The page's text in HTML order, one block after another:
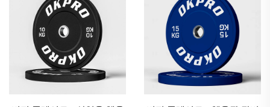
OKPRO체육관 플레이트입니다. 또한대량 할인유연
한 구매 옵션도 제공합니다.
상업용 체육관및
도매 유
통업자, 그리고 맞춤화 서비스
특정 비즈니스 요구를
충족시키기 위해.